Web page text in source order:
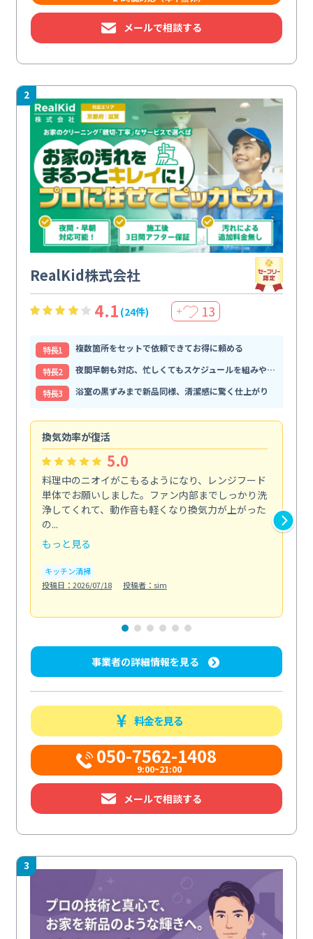
メールで相談する
2
RealKid株式会社
4.1 (24件) ＋ 13
特⻑1
複数箇所をセットで依頼できてお得に頼める
特⻑2
夜間早朝も対応、忙しくてもスケジュールを組みやすい
特⻑3
浴室の黒ずみまで新品同様、清潔感に驚く仕上がり
換気効率が復活
5.0
料理中のニオイがこもるようになり、レンジフード
単体でお願いしました。ファン内部までしっかり洗
浄してくれて、動作音も軽くなり換気力が上がった
の...
もっと見る
キッチン清掃
投稿日：2026/07/18
投稿者：sim
事業者の詳細情報を見る
料金を見る
050-7562-1408
9:00~21:00
メールで相談する
3